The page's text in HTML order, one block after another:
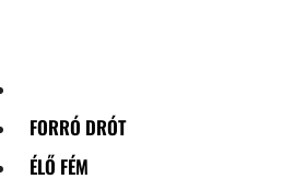
FORRÓ DRÓT
ÉLŐ FÉM